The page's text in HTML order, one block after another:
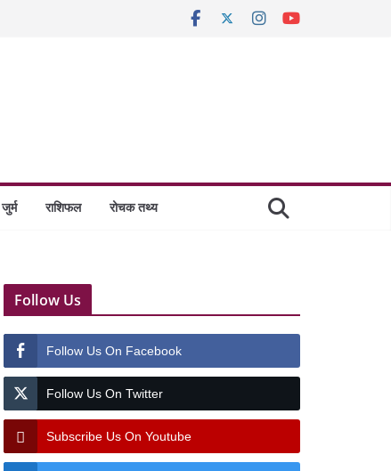
जुर्म राशिफल रोचक तथ्य
Follow Us
Follow Us On Facebook
Follow Us On Twitter
Subscribe Us On Youtube